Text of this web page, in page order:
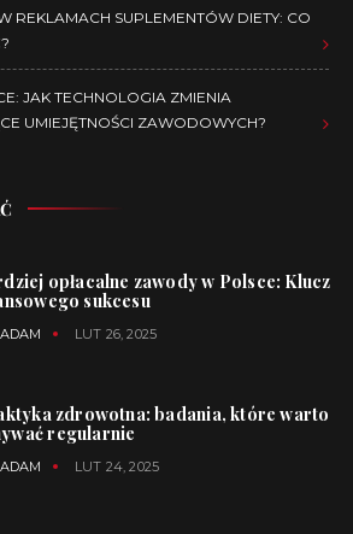
REKLAMACH SUPLEMENTÓW DIETY: CO
JAK TECHNOLOGIA ZMIENIA
UMIEJĘTNOŚCI ZAWODOWYCH?
opłacalne zawody w Polsce: Klucz
sukcesu
ADAM LUT 26, 2025
zdrowotna: badania, które warto
regularnie
ADAM LUT 24, 2025